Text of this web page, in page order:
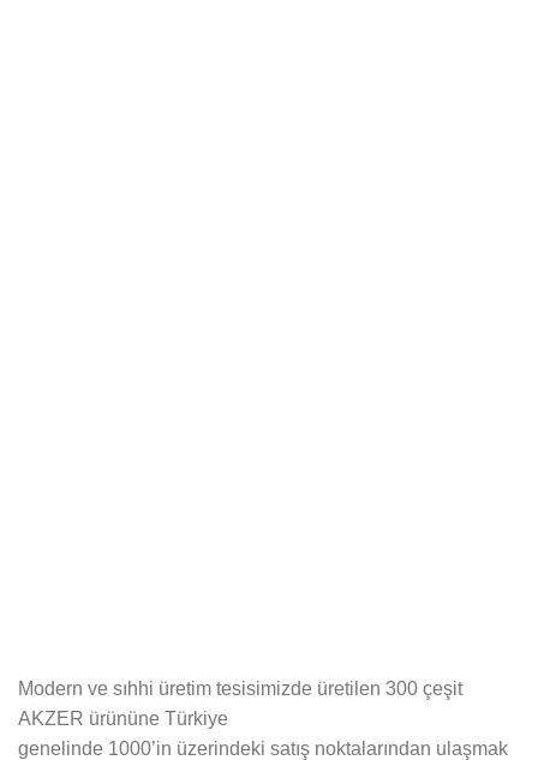
Modern ve sıhhi üretim tesisimizde üretilen 300 çeşit
AKZER ürününe Türkiye
genelinde 1000’in üzerindeki satış noktalarından ulaşmak